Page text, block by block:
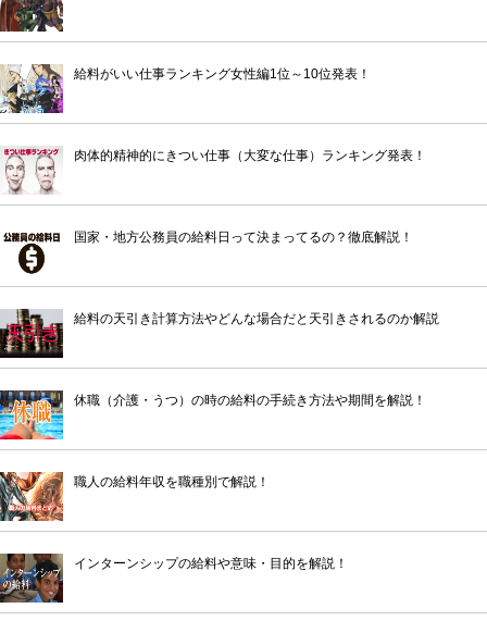
給料がいい仕事ランキング女性編1位～10位発表！
肉体的精神的にきつい仕事（大変な仕事）ランキング発表！
国家・地方公務員の給料日って決まってるの？徹底解説！
給料の天引き計算方法やどんな場合だと天引きされるのか解説
休職（介護・うつ）の時の給料の手続き方法や期間を解説！
職人の給料年収を職種別で解説！
インターンシップの給料や意味・目的を解説！